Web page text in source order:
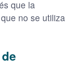
que la
no se utiliza